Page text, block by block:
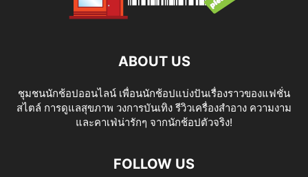
ABOUT US
ชุมชนนักช้อปออนไลน์ เพื่อนนักช้อปแบ่งปันเรื่องราวของแฟชั่น
สไตล์ การดูแลสุขภาพ วงการบันเทิง รีวิวเครื่องสำอาง ความงาม
และคาเฟ่น่ารักๆ จากนักช้อปตัวจริง!
FOLLOW US